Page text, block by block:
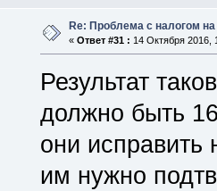
Re: Проблема с налогом
«Ответ #31 : 14 Октября 2016,
Результат
должно быть
они исправить
им нужно